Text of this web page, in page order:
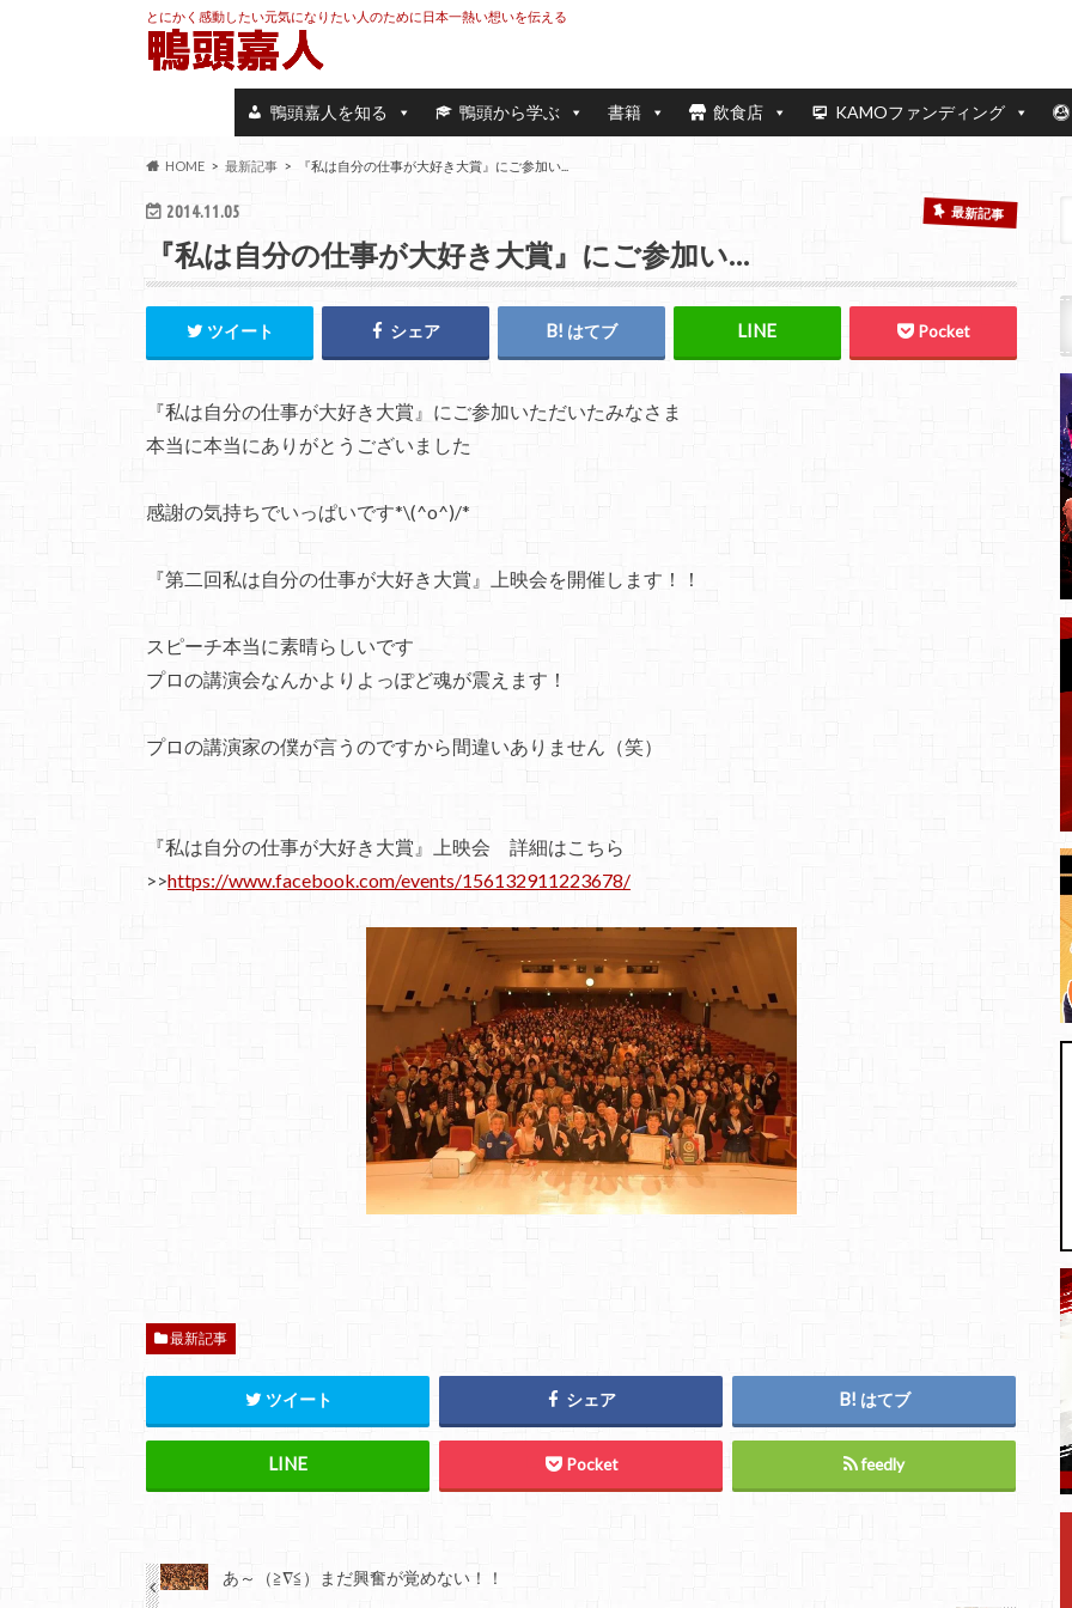
とにかく感動したい元気になりたい人のために日本一熱い想いを伝える
鴨頭嘉人を知る 鴨頭から学ぶ 書籍 飲食店 KAMOファンディング
HOME 最新記事 『私は自分の仕事が大好き大賞』にご参加い...
2014.11.05 最新記事
『私は自分の仕事が大好き大賞』にご参加い…
ツイート シェア はてブ Pocket
『私は自分の仕事が大好き大賞』にご参加いただいたみなさま
本当に本当にありがとうございました
感謝の気持ちでいっぱいです*\(^o^)/*
『第二回私は自分の仕事が大好き大賞』上映会を開催します！！
スピーチ本当に素晴らしいです
プロの講演会なんかよりよっぽど魂が震えます！
プロの講演家の僕が言うのですから間違いありません（笑）
『私は自分の仕事が大好き大賞』上映会 詳細はこちら
>>https://www.facebook.com/events/156132911223678/
最新記事
ツイート シェア はてブ
Pocket feedly
あ～（≧∇≦）まだ興奮が覚めない！！